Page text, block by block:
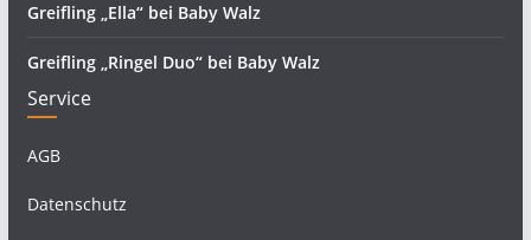
Greifling „Ella“ bei Baby Walz
Greifling „Ringel Duo“ bei Baby Walz
Service
AGB
Datenschutz